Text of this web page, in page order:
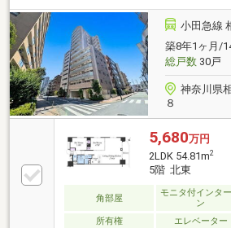
小田急線
築8年1ヶ月/
総戸数30戸
神奈川県
８
5,680万円
2LDK 54.81m2
5階 北東
角部屋
モニタ付インタ
ン
所有権 エレベーター